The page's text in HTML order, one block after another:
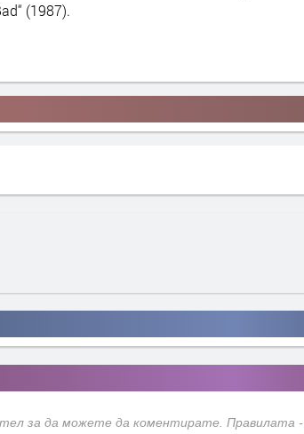
(1987).
за да можете да коментирате. Правилата -